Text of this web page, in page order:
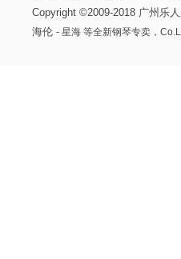
Copyright ©2009-2018 广州乐
海伦 - 星海 等全新钢琴专卖，